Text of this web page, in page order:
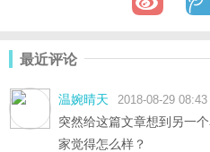
最近评论
温婉晴天 2018-08-29 08:43
突然给这篇文章想到另一
家觉得怎么样？